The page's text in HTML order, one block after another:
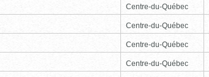
Centre-du-Québec
Centre-du-Québec
Centre-du-Québec
Centre-du-Québec